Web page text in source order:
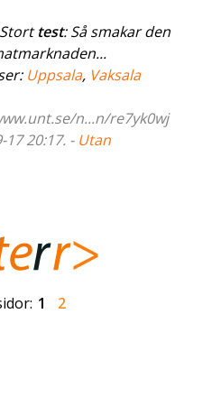
test: Så smakar den
Uppsala, Vaksala
n...n/re7yk0wj
17 20:17. - Utan
1 2